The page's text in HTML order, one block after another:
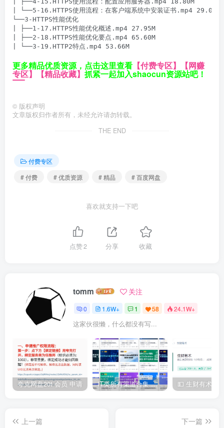
| └──5-16.HTTPS使用流程：在客户端系统中安装证书.mp4 29.04M
└──3-HTTPS性能优化
| ├──1-17.HTTPS性能优化概述.mp4 27.95M
| ├──2-18.HTTPS性能优化要点.mp4 65.60M
更多精品优质资源，点击这里查看 【付费专区】 【网赚
专区】 【精品收藏】 抓紧一起加入shaocun资源站吧！
© 版权声明
文章版权归作者所有，未经允许请勿转载。
THE END
付费专区
# 付费
# 优质资源 # 精品 # 百度网盘
喜欢就支持一下吧
点赞2 分享 收藏
tomm 关注
0 1.6W+ 1 58 24.1W+
这家伙很懒，什么都没有写...
夸克网盘20t 会员 申请 IT类所有渠道合集 持续日更，目前近四千多条资源 年费用户微信私信获取权限
上一篇
下一篇